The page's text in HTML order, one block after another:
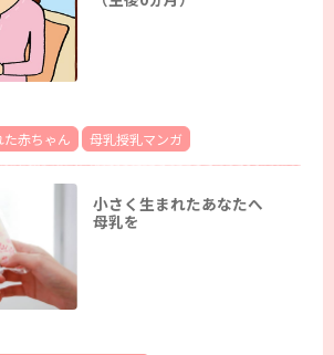
た赤ちゃん 母乳授乳マンガ
小さく生まれたあなたへ
母乳を